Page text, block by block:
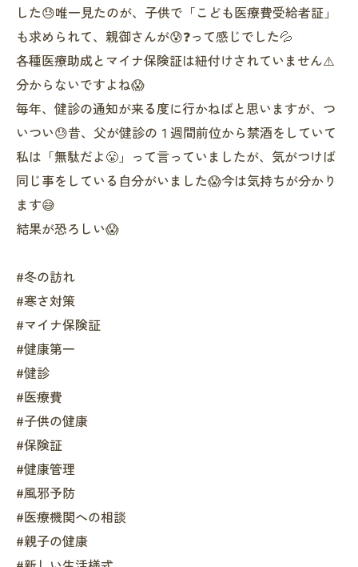
した😓唯一見たのが、子供で「こども医療費受給者証」
も求められて、親御さんが😰❓って感じでした💦
各種医療助成とマイナ保険証は紐付けされていません⚠️
分からないですよね😱
毎年、健診の通知が来る度に行かねばと思いますが、つ
いつい😓昔、父が健診の１週間前位から禁酒をしていて
私は「無駄だよ😤」って言っていましたが、気がつけば
同じ事をしている自分がいました😱今は気持ちが分かり
ます😅
結果が恐ろしい😱
#冬の訪れ
#寒さ対策
#マイナ保険証
#健康第一
#健診
#医療費
#子供の健康
#保険証
#健康管理
#風邪予防
#医療機関への相談
#親子の健康